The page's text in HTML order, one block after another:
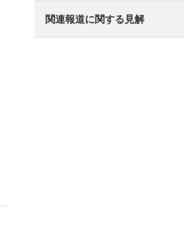
関連報道に関する見解